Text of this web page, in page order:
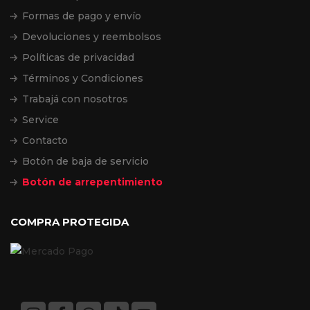
Formas de pago y envío
Devoluciones y reembolsos
Políticas de privacidad
Términos y Condiciones
Trabajá con nosotros
Service
Contacto
Botón de baja de servicio
Botón de arrepentimiento
COMPRA PROTEGIDA